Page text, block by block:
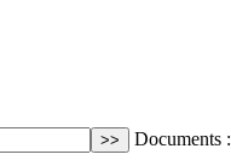
Documents :